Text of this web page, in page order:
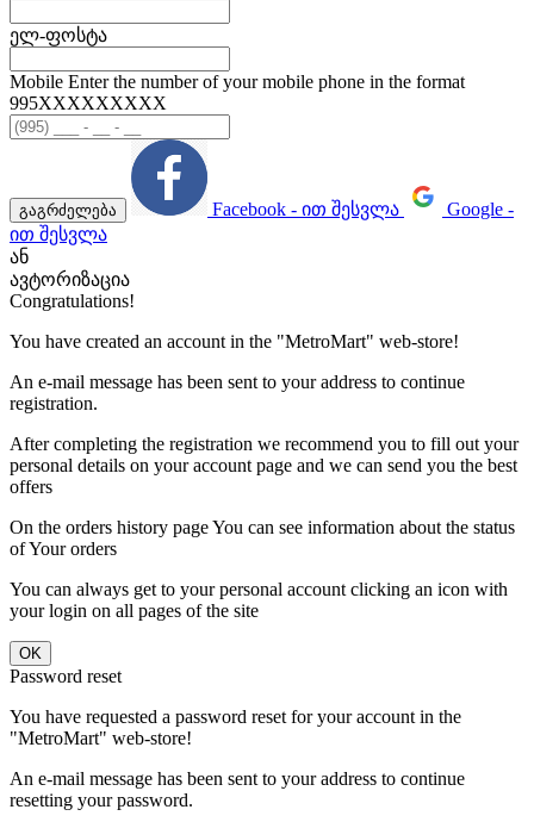
ელ-ფოსტა
Mobile Enter the number of your mobile phone in the format
995ХХХХХХХХХ
გაგრძელება Facebook - ით შესვლა
Google -
ით შესვლა
ან
ავტორიზაცია
Congratulations!
You have created an account in the "MetroMart" web-store!
An e-mail message has been sent to your address to continue
registration.
After completing the registration we recommend you to fill out your
personal details on your account page and we can send you the best
offers
On the orders history page You can see information about the status
of Your orders
You can always get to your personal account clicking an icon with
your login on all pages of the site
Password reset
You have requested a password reset for your account in the
"MetroMart" web-store!
An e-mail message has been sent to your address to continue
resetting your password.